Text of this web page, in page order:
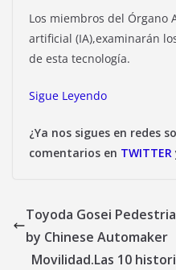
Los miembros del Órgano
artificial (IA),examinarán
de esta tecnología.
Sigue Leyendo
¿Ya nos sigues en redes
comentarios en TWITTER
Toyoda Gosei
by Chinese Automaker
Movilidad.Las 10